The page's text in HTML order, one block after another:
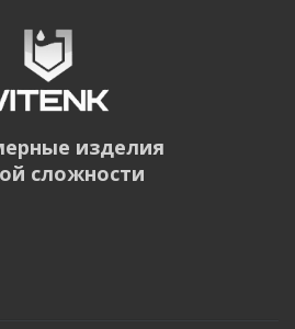
изделия
сложности